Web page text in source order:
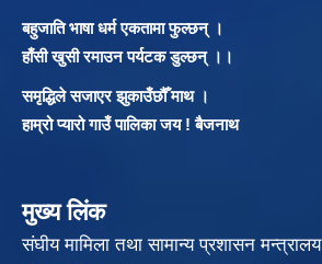
बहुजाति भाषा धर्म एकतामा फुल्छन् ।
हाँसी खुसी रमाउन पर्यटक डुल्छन् ।।
समृद्धिले सजाएर झुकाउँछौँ माथ ।
हाम्रो प्यारो गाउँ पालिका जय ! बैजनाथ
मुख्य लिंक
संघीय मामिला तथा सामान्य प्रशासन मन्त्रालय